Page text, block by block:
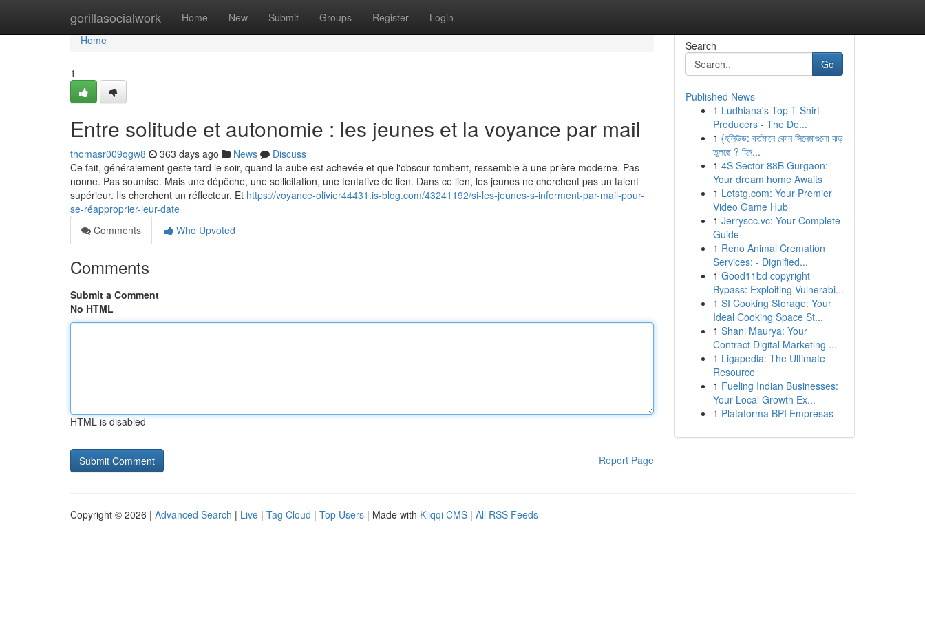
gorillasocialwork Home New Submit Groups Register Login
Home
Home
1
Entre solitude et autonomie : les jeunes et la voyance par mail
thomasr009qgw8 363 days ago News
Discuss
Ce fait, généralement geste tard le soir, quand la aube est achevée et que l'obscur tombent, ressemble à une prière moderne. Pas
nonne. Pas soumise. Mais une dépêche, une sollicitation, une tentative de lien. Dans ce lien, les jeunes ne cherchent pas un talent
supérieur. Ils cherchent un réflecteur. Et https://voyance-olivier44431.is-blog.com/43241192/si-les-jeunes-s-informent-par-mail-pour-
se-réapproprier-leur-date
Comments
Who Upvoted
Comments
Submit a Comment
No HTML
HTML is disabled
Report Page
Search
Go
Published News
1 Ludhiana's Top T-Shirt
Producers - The De...
1 {হলিউড: বর্তমানে কোন সিনেমাগুলো ঝড়
তুলছে ? হিন...
1 4S Sector 88B Gurgaon:
Your dream home Awaits
1 Letstg.com: Your Premier
Video Game Hub
1 Jerryscc.vc: Your Complete
Guide
1 Reno Animal Cremation
Services: - Dignified...
1 Good11bd copyright
Bypass: Exploiting Vulnerabi...
1 SI Cooking Storage: Your
Ideal Cooking Space St...
1 Shani Maurya: Your
Contract Digital Marketing ...
1 Ligapedia: The Ultimate
Resource
1 Fueling Indian Businesses:
Your Local Growth Ex...
1 Plataforma BPI Empresas
Copyright © 2026 | Advanced Search | Live | Tag Cloud | Top Users | Made with Kliqqi CMS | All RSS Feeds